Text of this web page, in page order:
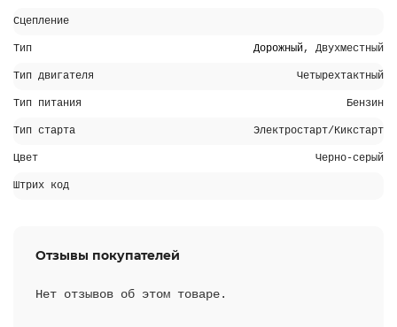
Сцепление
Тип Дорожный, Двухместный
Тип двигателя Четырехтактный
Тип питания Бензин
Тип старта Электростарт/Кикстарт
Цвет Черно-серый
Штрих код
Отзывы покупателей
Нет отзывов об этом товаре.